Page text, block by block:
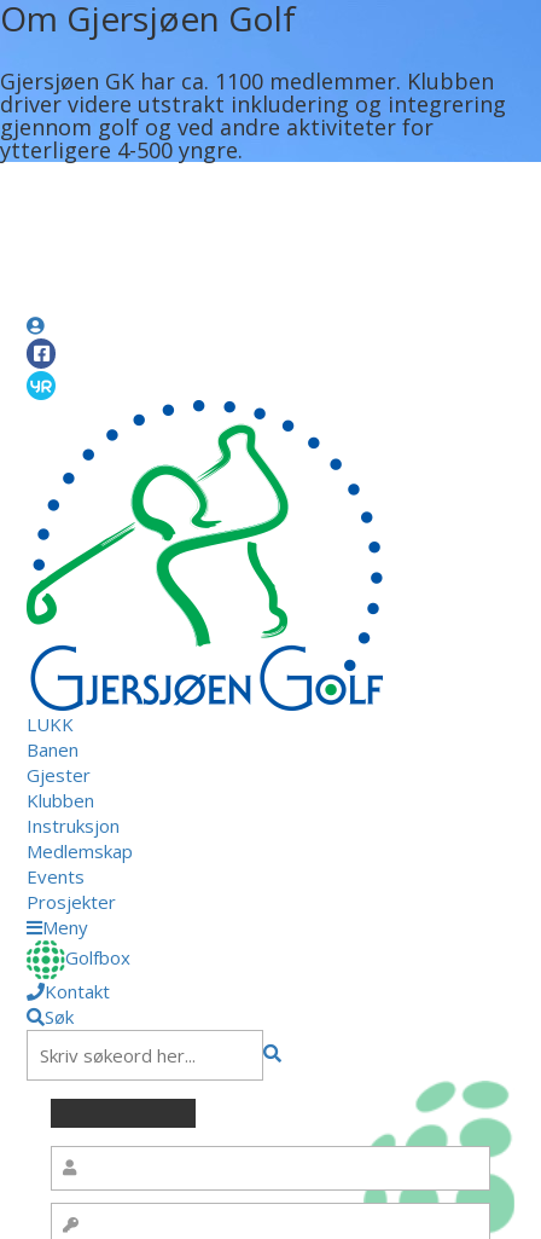
Om Gjersjøen Golf
Gjersjøen GK har ca. 1100 medlemmer. Klubben
driver videre utstrakt inkludering og integrering
gjennom golf og ved andre aktiviteter for
ytterligere 4-500 yngre.
LUKK
Banen
Gjester
Klubben
Instruksjon
Medlemskap
Events
Prosjekter
Meny
Golfbox
Kontakt
Søk